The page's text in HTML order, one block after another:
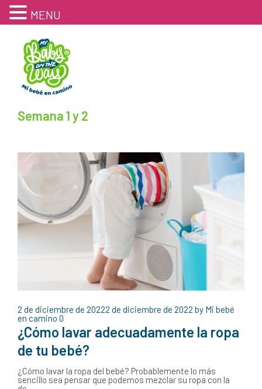
Semana 1 y 2
2 de diciembre de 20222 de diciembre de 2022 by Mi bebé
en camino 0
¿Cómo lavar adecuadamente la ropa
de tu bebé?
¿Cómo lavar la ropa del bebé? Probablemente lo más
sencillo sea pensar que podemos mezclar su ropa con la
MENU